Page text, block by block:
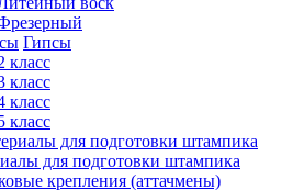
Гипсы
класс
класс
класс
класс
для подготовки штампика